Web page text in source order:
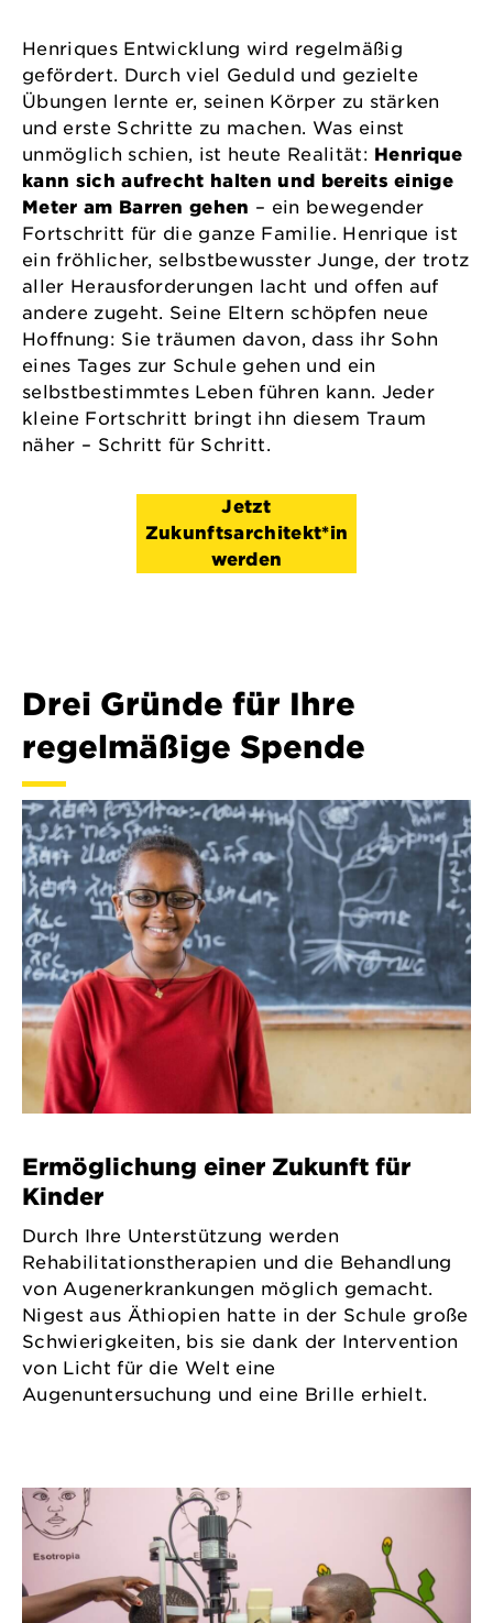
Henriques Entwicklung wird regelmäßig
gefördert. Durch viel Geduld und gezielte
Übungen lernte er, seinen Körper zu stärken
und erste Schritte zu machen. Was einst
unmöglich schien, ist heute Realität: Henrique
kann sich aufrecht halten und bereits einige
Meter am Barren gehen – ein bewegender
Fortschritt für die ganze Familie. Henrique ist
ein fröhlicher, selbstbewusster Junge, der trotz
aller Herausforderungen lacht und offen auf
andere zugeht. Seine Eltern schöpfen neue
Hoffnung: Sie träumen davon, dass ihr Sohn
eines Tages zur Schule gehen und ein
selbstbestimmtes Leben führen kann. Jeder
kleine Fortschritt bringt ihn diesem Traum
näher – Schritt für Schritt.
Jetzt
Zukunftsarchitekt*in
werden
Drei Gründe für Ihre
regelmäßige Spende
Ermöglichung einer Zukunft für
Kinder
Durch Ihre Unterstützung werden
Rehabilitationstherapien und die Behandlung
von Augenerkrankungen möglich gemacht.
Nigest aus Äthiopien hatte in der Schule große
Schwierigkeiten, bis sie dank der Intervention
von Licht für die Welt eine
Augenuntersuchung und eine Brille erhielt.